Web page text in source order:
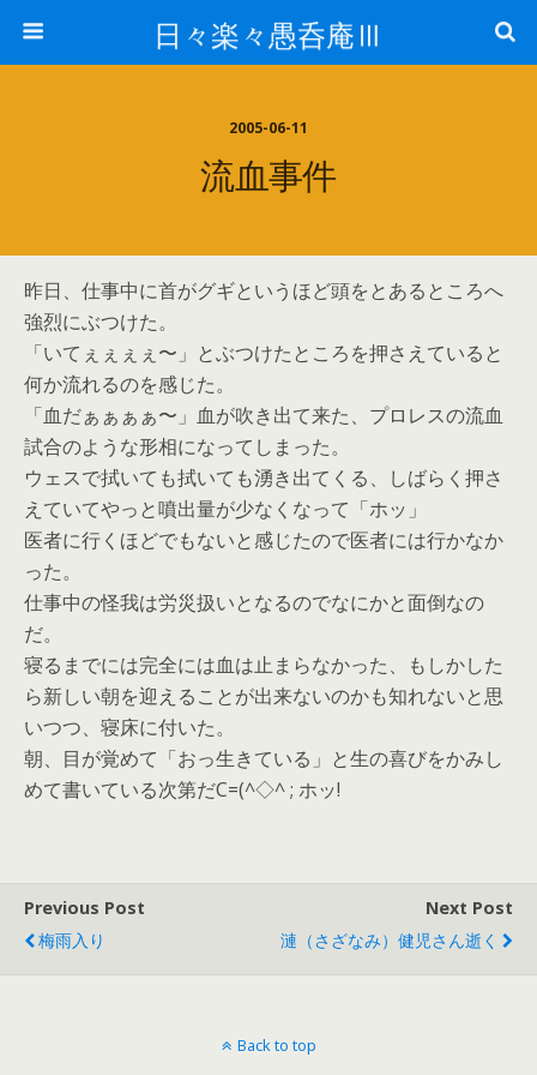
日々楽々愚呑庵Ⅲ
2005-06-11
流血事件
昨日、仕事中に首がグギというほど頭をとあるところへ
強烈にぶつけた。
「いてぇぇぇぇ〜」とぶつけたところを押さえていると
何か流れるのを感じた。
「血だぁぁぁぁ〜」血が吹き出て来た、プロレスの流血
試合のような形相になってしまった。
ウェスで拭いても拭いても湧き出てくる、しばらく押さ
えていてやっと噴出量が少なくなって「ホッ」
医者に行くほどでもないと感じたので医者には行かなか
った。
仕事中の怪我は労災扱いとなるのでなにかと面倒なの
だ。
寝るまでには完全には血は止まらなかった、もしかした
ら新しい朝を迎えることが出来ないのかも知れないと思
いつつ、寝床に付いた。
朝、目が覚めて「おっ生きている」と生の喜びをかみし
めて書いている次第だC=(^◇^ ; ホッ!
Previous Post
梅雨入り
Next Post
漣（さざなみ）健児さん逝く
Back to top